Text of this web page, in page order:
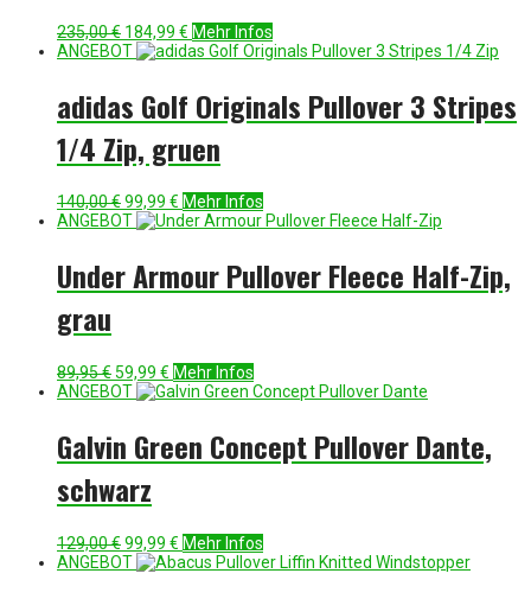
235,00€ Ursprünglicher
Preis
184,99 € Aktueller
Preis
Mehr Infos
ANGEBOT
adidas Golf Originals Pullover 3 Stripes
1/4 Zip, gruen
140,00€Ursprünglicher
Preis
99,99 € Aktueller
Preis
Mehr Infos
ANGEBOT
Under Armour Pullover Fleece Half-Zip,
grau
89,95€ Ursprünglicher
Preis
59,99 € Aktueller
Preis
Mehr Infos
ANGEBOT
Galvin Green Concept Pullover Dante,
schwarz
129,00€Ursprünglicher
Preis
99,99 € Aktueller
Preis
Mehr Infos
ANGEBOT